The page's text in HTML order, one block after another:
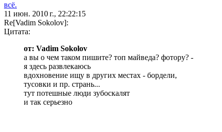
всё.
11 июн. 2010 г., 22:22:15
Re[Vadim Sokolov]:
Цитата:
от: Vadim Sokolov
а вы о чем таком пишите? топ майведа? фотору? -
я здесь развлекаюсь
вдохновение ищу в других местах - бордели,
тусовки и пр. странь...
тут потешные люди зубоскалят
и так серьезно